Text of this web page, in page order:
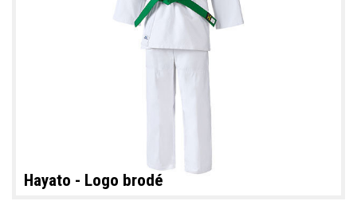
Hayato - Logo brodé